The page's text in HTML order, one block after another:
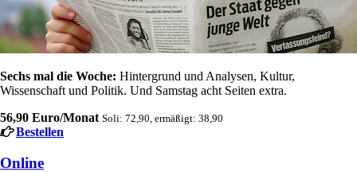
Sechs mal die Woche: Hintergrund und Analysen, Kultur,
Wissenschaft und Politik. Und Samstag acht Seiten extra.
56,90 Euro/Monat Soli: 72,90, ermäßigt: 38,90
Bestellen
Online